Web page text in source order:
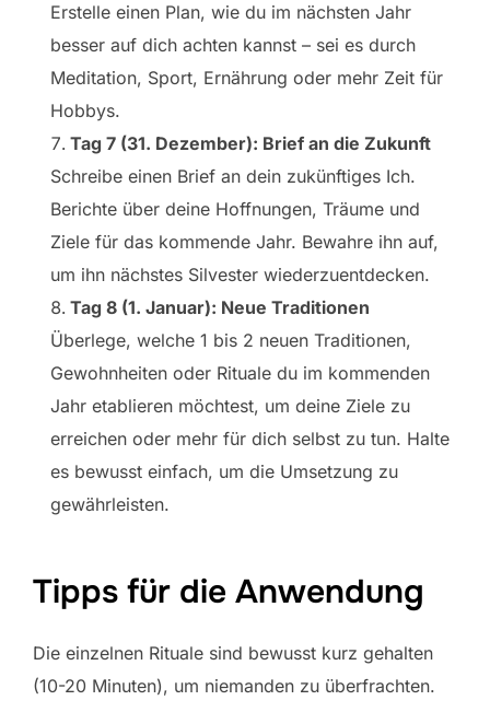
Erstelle einen Plan, wie du im nächsten Jahr
besser auf dich achten kannst – sei es durch
Meditation, Sport, Ernährung oder mehr Zeit für
Hobbys.
Tag 7 (31. Dezember): Brief an die Zukunft
Schreibe einen Brief an dein zukünftiges Ich.
Berichte über deine Hoffnungen, Träume und
Ziele für das kommende Jahr. Bewahre ihn auf,
um ihn nächstes Silvester wiederzuentdecken.
Tag 8 (1. Januar): Neue Traditionen
Überlege, welche 1 bis 2 neuen Traditionen,
Gewohnheiten oder Rituale du im kommenden
Jahr etablieren möchtest, um deine Ziele zu
erreichen oder mehr für dich selbst zu tun. Halte
es bewusst einfach, um die Umsetzung zu
gewährleisten.
Tipps für die Anwendung
Die einzelnen Rituale sind bewusst kurz gehalten
(10-20 Minuten), um niemanden zu überfrachten.